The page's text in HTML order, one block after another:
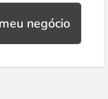
negócio